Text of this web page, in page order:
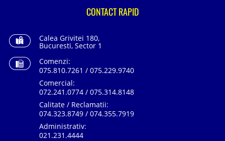
CONTACT RAPID
Calea Grivitei 180,
Bucuresti, Sector 1
Comenzi:
075.810.7261 / 075.229.9740
Comercial:
072.241.0774 / 075.314.8148
Calitate / Reclamatii:
074.323.8749 / 074.355.7919
Administrativ:
021.231.4444